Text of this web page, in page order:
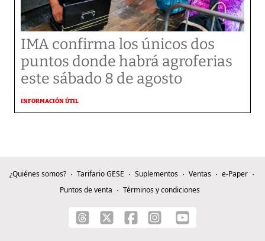
IMA confirma los únicos dos
puntos donde habrá agroferias
este sábado 8 de agosto
INFORMACIÓN ÚTIL
¿Quiénes somos? Tarifario GESE Suplementos Ventas
e-Paper
Puntos de venta
Términos y condiciones